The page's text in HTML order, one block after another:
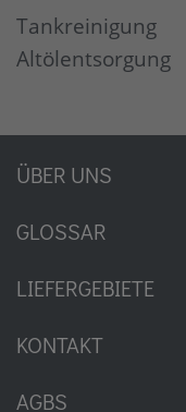
Tankreinigung
Altölentsorgung
ÜBER UNS
GLOSSAR
LIEFERGEBIETE
KONTAKT
AGBS